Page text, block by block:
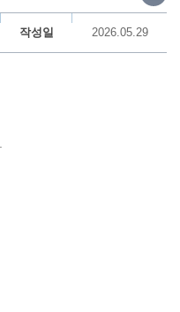
작성일 2026.05.29